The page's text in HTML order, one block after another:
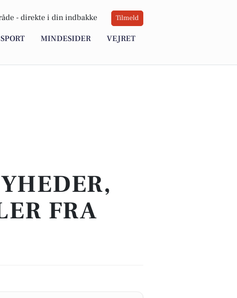
- direkte i din indbakke Tilmeld
SPORT MINDESIDER VEJRET
FRA